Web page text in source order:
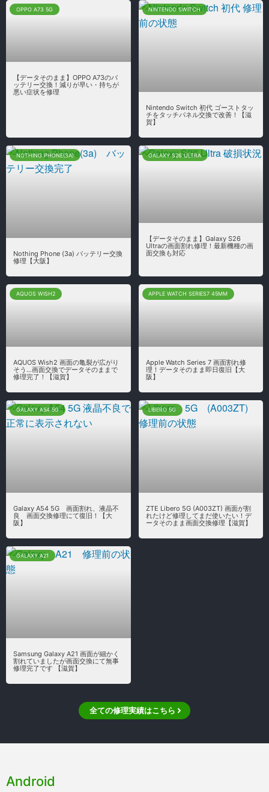
OPPO A73 5G
【データそのまま】OPPO A73のバ
ッテリー交換！減りが早い・持ちが
悪い症状を修理
NINTENDO SWITCH
Nintendo Switch 初代 ゴーストタッ
チをタッチパネル交換で改善！【滋
賀】
NOTHING PHONE(3A)
Nothing Phone (3a) バッテリー交換
修理【大阪】
GALAXY S26 ULTRA
【データそのまま】Galaxy S26
Ultraの画面割れ修理！最新機種の画
面交換も対応
AQUOS WISH2
AQUOS Wish2 画面の亀裂が広がり
そう…画面交換でデータそのままで
修理完了！【滋賀】
APPLE WATCH SERIES7 45MM
Apple Watch Series 7 画面割れ修
理！データそのまま即日復旧【大
阪】
GALAXY A54 5G
Galaxy A54 5G 画面割れ、液晶不
良 画面交換修理にて復旧！【大
阪】
LIBERO 5G
ZTE Libero 5G (A003ZT) 画面が割
れたけど修理してまだ使いたい！デ
ータそのまま画面交換修理【滋賀】
GALAXY A21
Samsung Galaxy A21 画面が細かく
割れていましたが画面交換にて無事
修理完了です 【滋賀】
全ての修理実績はこちら
Android